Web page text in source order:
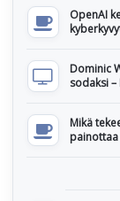
OpenAI
Dominic
sodaksi
Mikä